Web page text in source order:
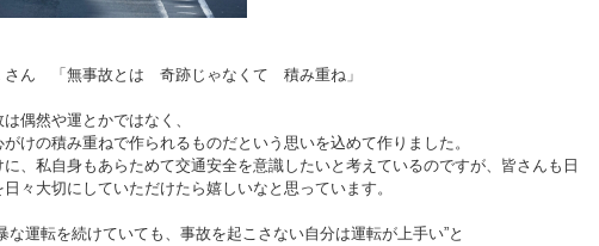
さん 「無事故とは 奇跡じゃなくて 積み重ね」
偶然や運とかではなく、
けの積み重ねで作られるものだという思いを込めて作りました。
、私自身もあらためて交通安全を意識したいと考えているのですが、皆さんも日
々大切にしていただけたら嬉しいなと思っています。
な運転を続けていても、事故を起こさない自分は運転が上手い”と